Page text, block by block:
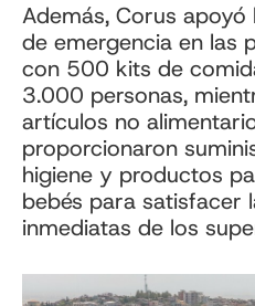
Además, Corus
de emergencia en las
con 500 kits de
3.000 personas,
artículos no
proporcionaron
higiene y productos
bebés para satisfacer
inmediatas de los